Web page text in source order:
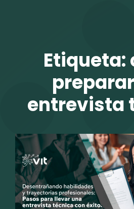
Etiqueta:
entrevista